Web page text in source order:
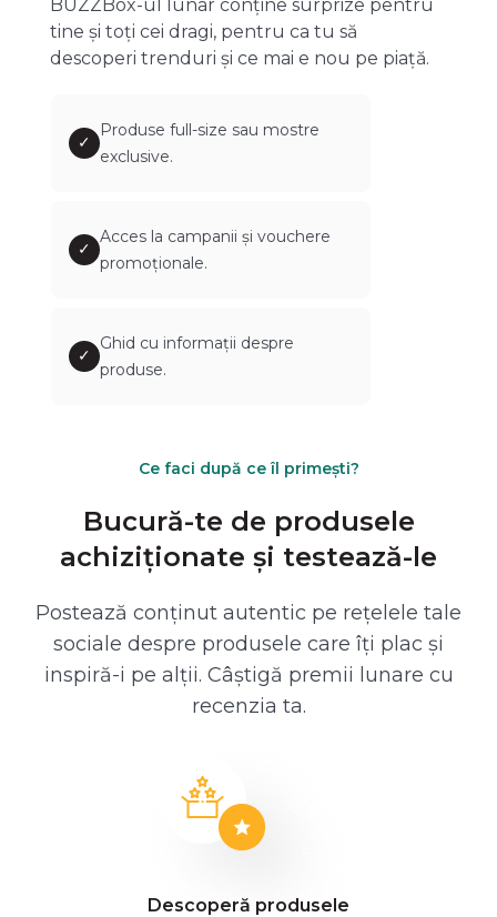
BUZZBox-ul lunar conține surprize pentru
tine și toți cei dragi, pentru ca tu să
descoperi trenduri și ce mai e nou pe piață.
✓
Produse full-size sau mostre
exclusive.
✓
Acces la campanii și vouchere
promoționale.
✓
Ghid cu informații despre
produse.
Ce faci după ce îl primești?
Bucură-te de produsele
achiziționate și testează-le
Postează conținut autentic pe rețelele tale
sociale despre produsele care îți plac și
inspiră-i pe alții. Câștigă premii lunare cu
recenzia ta.
Descoperă produsele